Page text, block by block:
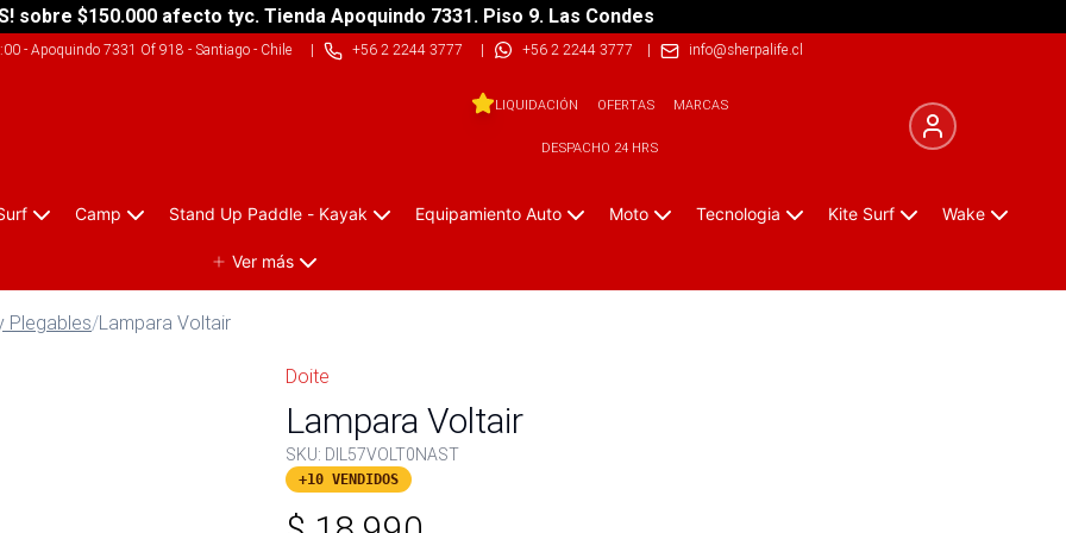
sobre $150.000 afecto tyc. Tienda Apoquindo 7331. Piso 9. Las Condes
- Apoquindo 7331 Of 918 - Santiago - Chile| +56 2 2244 3777 | +56 2 2244 3777 | info@sherpalife.cl
LIQUIDACIÓN OFERTAS MARCAS
DESPACHO 24 HRS
Camp Stand Up Paddle - Kayak Equipamiento Auto Moto Tecnologia Kite Surf Wake
Ver más
Plegables/Lampara Voltair
Doite
Lampara Voltair
SKU: DIL57VOLT0NAST
+10 VENDIDOS